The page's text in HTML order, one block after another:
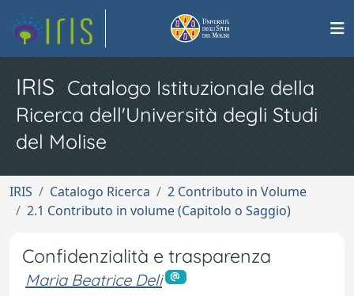
IRIS Catalogo Istituzionale della
Ricerca dell'Università degli Studi
del Molise
IRIS Catalogo Ricerca
2 Contributo in Volume
2.1 Contributo in volume (Capitolo o Saggio)
Confidenzialità e trasparenza
Maria Beatrice Deli